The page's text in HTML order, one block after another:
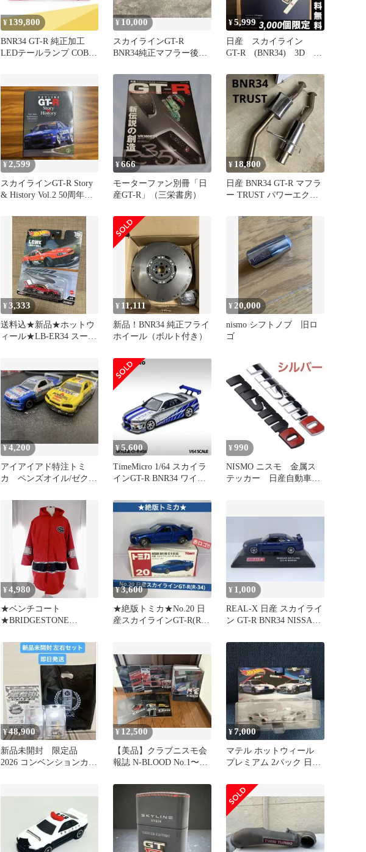
¥ 139,800
BNR34 GT-R 純正加工
LEDテールランプ COBリ
¥ 10,000
スカイラインGT-R
BNR34純正マフラー後期
¥5,999
日産 スカイライン
GT-R (BNR34) 3D
¥ 2,599
スカイラインGT-R Story
& History Vol.2 50周年記
¥666
モーターファン別冊「日
産GT-R」（三栄書房）
¥ 18,800
日産 BNR34 GT-R マフラ
ー TRUST パワーエクス
¥3,333
送料込★新品★ホットウ
ィール★LB-ER34 スーパ
¥ 11,111
新品！BNR34 純正フライ
ホイール（ボルト付き）
¥20,000
nismo シフトノブ 旧ロ
ゴ
¥4,200
アイアイアド特注トミ
カ ペンズオイル/ゼクセ
台セット
¥5,600
TimeMicro 1/64 スカイラ
インGT-R BNR34 ワイル
¥ 990
NISMO ニスモ 金属ス
テッカー 日産自動車
¥4,980
★ベンチコート
★BRIDGESTONE
古良品
¥3,600
★絶版トミカ★No.20 日
産スカイラインGT-R(R-
¥ 1,000
REAL-X 日産 スカイライ
ン GT-R BNR34 NISSAN
¥48,900
新品未開封 限定品
2026 コンベンションカー
¥ 12,500
【美品】クラブニスモ会
報誌 N-BLOOD No.1〜47
¥7,000
マテル ホットウィール
プレミアム 2パック 日産